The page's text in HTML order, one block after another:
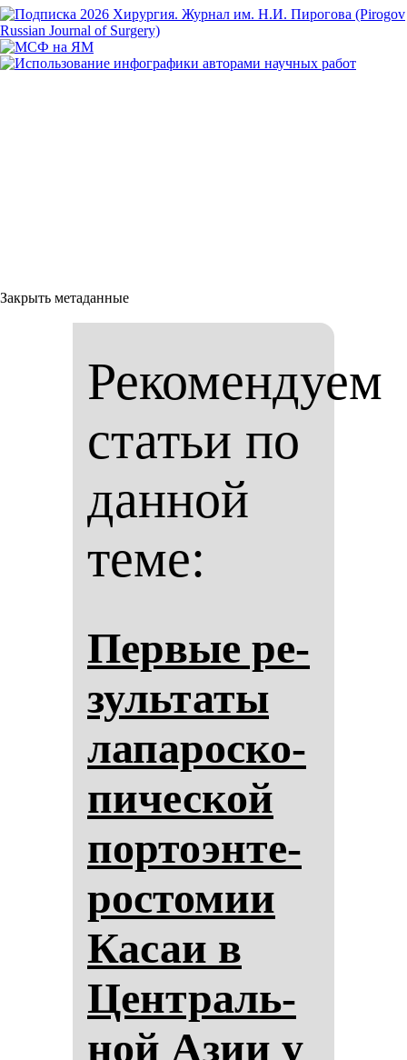
Закрыть метаданные
Рекомендуем
статьи по
данной
теме:
Пер­вые ре­
зуль­та­ты
ла­па­рос­ко­
пи­чес­кой
пор­то­эн­те­
рос­то­мии
Ка­саи в
Цен­траль­
ной Азии у